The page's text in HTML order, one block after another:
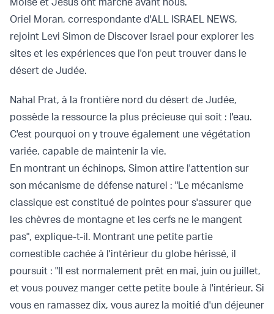
Oriel Moran, correspondante d'ALL ISRAEL NEWS,
rejoint Levi Simon de Discover Israel pour explorer les
sites et les expériences que l'on peut trouver dans le
désert de Judée.
Nahal Prat, à la frontière nord du désert de Judée,
possède la ressource la plus précieuse qui soit : l'eau.
C'est pourquoi on y trouve également une végétation
variée, capable de maintenir la vie.
En montrant un échinops, Simon attire l'attention sur
son mécanisme de défense naturel : "Le mécanisme
classique est constitué de pointes pour s'assurer que
les chèvres de montagne et les cerfs ne le mangent
pas", explique-t-il. Montrant une petite partie
comestible cachée à l'intérieur du globe hérissé, il
poursuit : "Il est normalement prêt en mai, juin ou juillet,
et vous pouvez manger cette petite boule à l'intérieur. Si
vous en ramassez dix, vous aurez la moitié d'un déjeuner